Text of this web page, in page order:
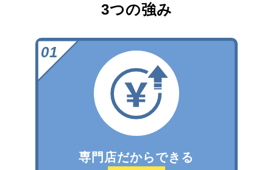
3つの強み
専門店だからできる